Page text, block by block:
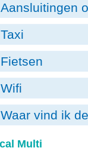
Aansluitingen
Taxi
Fietsen
Wifi
Waar vind ik
Multi